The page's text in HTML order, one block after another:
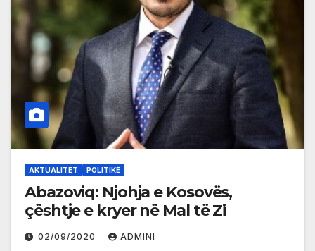
AKTUALITET POLITIKË
Abazoviq: Njohja e Kosovës,
çështje e kryer në Mal të Zi
02/09/2020 ADMINI